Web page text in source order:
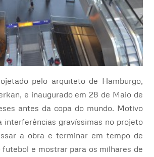
pelo arquiteto de Hamburgo,
e inaugurado em 28 de Maio de
antes da copa do mundo. Motivo
interferências gravíssimas no projeto
a obra e terminar em tempo de
futebol e mostrar para os milhares de